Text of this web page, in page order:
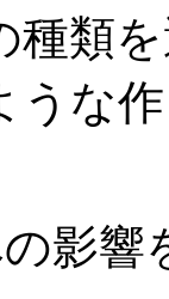
種類
うな
影響